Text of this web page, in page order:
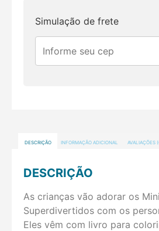
Simulação de frete
DESCRIÇÃO INFORMAÇÃO ADICIONAL AVALIAÇÕES
DESCRIÇÃO
As crianças vão adorar os
Superdivertidos com os
Eles vêm com livro para